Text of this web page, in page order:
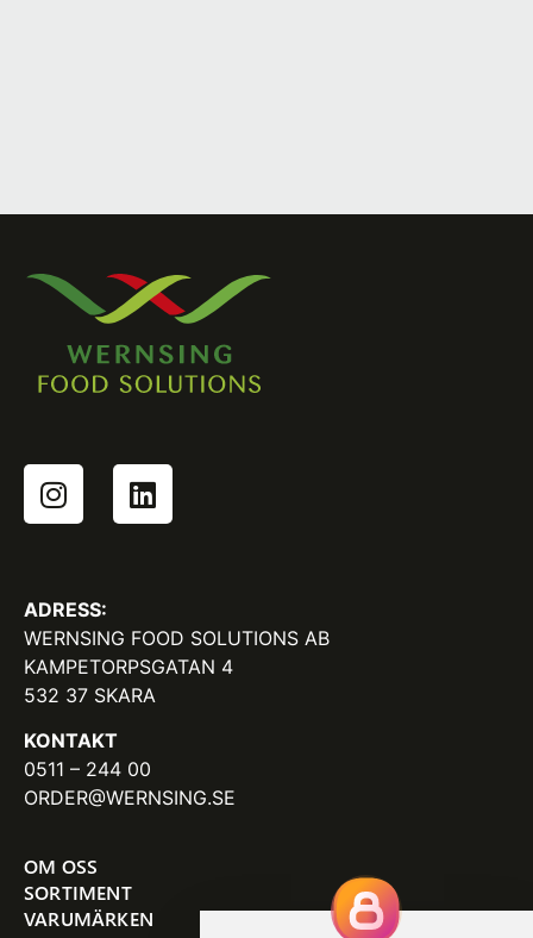
ADRESS:
WERNSING FOOD SOLUTIONS AB
KAMPETORPSGATAN 4
532 37 SKARA
KONTAKT
0511 – 244 00
ORDER@WERNSING.SE
OM OSS
SORTIMENT
VARUMÄRKEN